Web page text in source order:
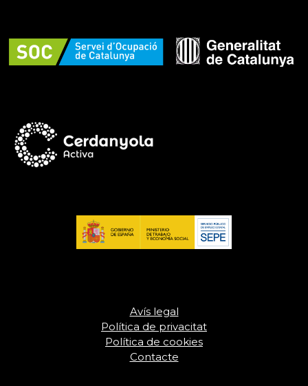
Avís legal
Política de privacitat
Política de cookies
Contacte